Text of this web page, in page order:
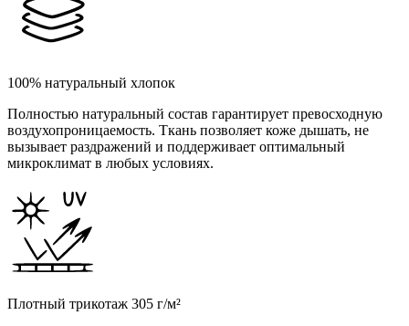
100% натуральный хлопок
Полностью натуральный состав гарантирует превосходную
воздухопроницаемость. Ткань позволяет коже дышать, не
вызывает раздражений и поддерживает оптимальный
микроклимат в любых условиях.
Плотный трикотаж 305 г/м²